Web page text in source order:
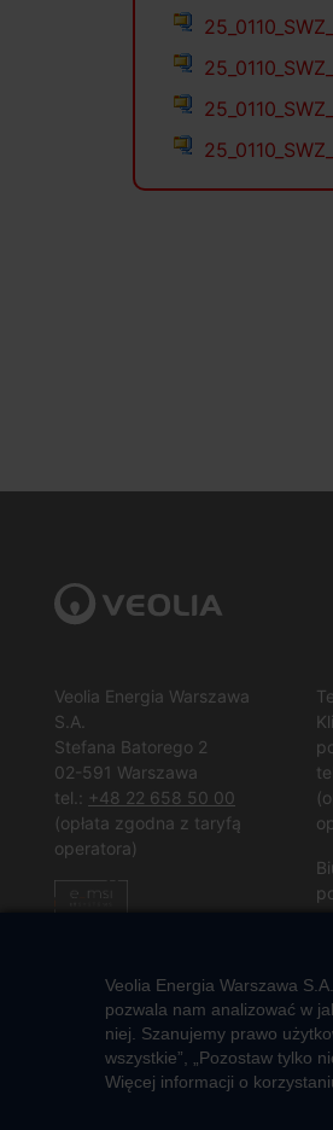
Veolia Energia Warszawa
S.A.
Stefana Batorego 2
02-591 Warszawa
tel.: +48 22 658 50 00
(opłata zgodna z taryfą
operatora)
tel.
(
Veolia Energia Warszawa
pozwala nam analizować w
niej. Szanujemy prawo
wszystkie”, „Pozostaw tylko
Więcej informacji o